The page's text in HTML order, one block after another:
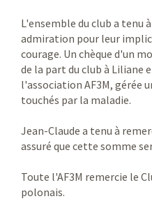
L'ensemble du club a tenu
admiration pour leur
courage. Un chèque d'un
de la part du club à Liliane
l'association AF3M, gérée
touchés par la maladie.
Jean-Claude a tenu à
assuré que cette somme
Toute l'AF3M remercie le
polonais.